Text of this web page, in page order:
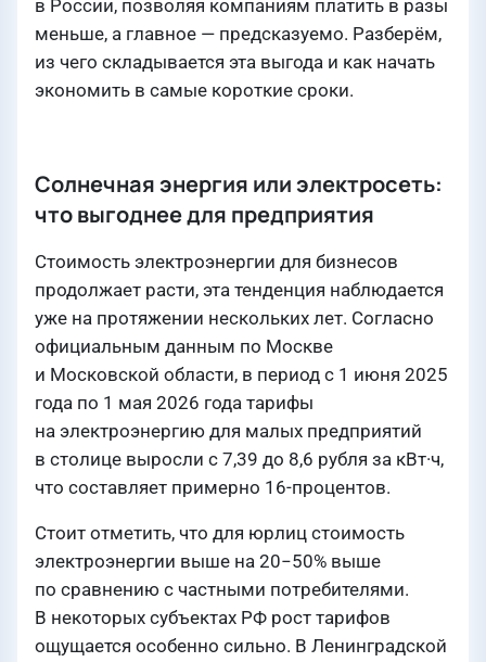
в России, позволяя компаниям платить в разы
меньше, а главное — предсказуемо. Разберём,
из чего складывается эта выгода и как начать
экономить в самые короткие сроки.
Солнечная энергия или электросеть:
что выгоднее для предприятия
Стоимость электроэнергии для бизнесов
продолжает расти, эта тенденция наблюдается
уже на протяжении нескольких лет. Согласно
официальным данным по Москве
и Московской области, в период с 1 июня 2025
года по 1 мая 2026 года тарифы
на электроэнергию для малых предприятий
в столице выросли с 7,39 до 8,6 рубля за кВт·ч,
что составляет примерно 16-процентов.
Стоит отметить, что для юрлиц стоимость
электроэнергии выше на 20−50% выше
по сравнению с частными потребителями.
В некоторых субъектах РФ рост тарифов
ощущается особенно сильно. В Ленинградской